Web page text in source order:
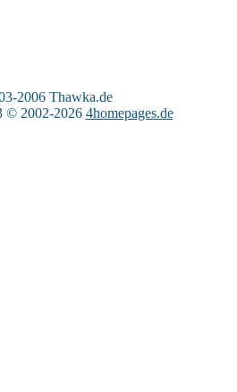
2006 Thawka.de
© 2002-2026 4homepages.de